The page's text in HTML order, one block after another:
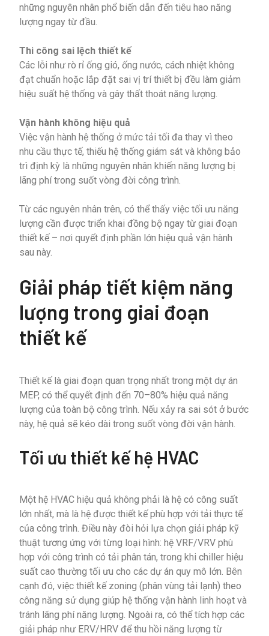
những nguyên nhân phổ biến dẫn đến tiêu hao năng
lượng ngay từ đầu.
Thi công sai lệch thiết kế
Các lỗi như rò rỉ ống gió, ống nước, cách nhiệt không
đạt chuẩn hoặc lắp đặt sai vị trí thiết bị đều làm giảm
hiệu suất hệ thống và gây thất thoát năng lượng.
Vận hành không hiệu quả
Việc vận hành hệ thống ở mức tải tối đa thay vì theo
nhu cầu thực tế, thiếu hệ thống giám sát và không bảo
trì định kỳ là những nguyên nhân khiến năng lượng bị
lãng phí trong suốt vòng đời công trình.
Từ các nguyên nhân trên, có thể thấy việc tối ưu năng
lượng cần được triển khai đồng bộ ngay từ giai đoạn
thiết kế – nơi quyết định phần lớn hiệu quả vận hành
sau này.
Giải pháp tiết kiệm năng
lượng trong giai đoạn
thiết kế
Thiết kế là giai đoạn quan trọng nhất trong một dự án
MEP, có thể quyết định đến 70–80% hiệu quả năng
lượng của toàn bộ công trình. Nếu xảy ra sai sót ở bước
này, hệ quả sẽ kéo dài trong suốt vòng đời vận hành.
Tối ưu thiết kế hệ HVAC
Một hệ HVAC hiệu quả không phải là hệ có công suất
lớn nhất, mà là hệ được thiết kế phù hợp với tải thực tế
của công trình. Điều này đòi hỏi lựa chọn giải pháp kỹ
thuật tương ứng với từng loại hình: hệ VRF/VRV phù
hợp với công trình có tải phân tán, trong khi chiller hiệu
suất cao thường tối ưu cho các dự án quy mô lớn. Bên
cạnh đó, việc thiết kế zoning (phân vùng tải lạnh) theo
công năng sử dụng giúp hệ thống vận hành linh hoạt và
tránh lãng phí năng lượng. Ngoài ra, có thể tích hợp các
giải pháp như ERV/HRV để thu hồi năng lượng từ